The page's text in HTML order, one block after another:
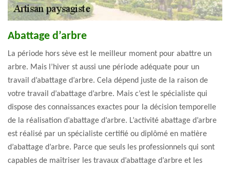
Abattage d’arbre
La période hors sève est le meilleur moment pour abattre un
arbre. Mais l’hiver st aussi une période adéquate pour un
travail d’abattage d’arbre. Cela dépend juste de la raison de
votre travail d’abattage d’arbre. Mais c’est le spécialiste qui
dispose des connaissances exactes pour la décision temporelle
de la réalisation d’abattage d’arbre. L’activité abattage d’arbre
est réalisé par un spécialiste certifié ou diplômé en matière
d’abattage d’arbre. Parce que seuls les professionnels qui sont
capables de maîtriser les travaux d’abattage d’arbre et les